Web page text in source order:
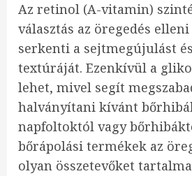
Az retinol (A-vitamin)
választás az öregedés
serkenti a sejtmegújulást
textúráját. Ezenkívül a
lehet, mivel segít
halványítani kívánt
napfoltoktól vagy
bőrápolási termékek az
olyan összetevőket